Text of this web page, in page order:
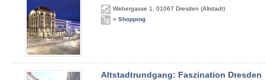
Webergasse 1 01067 Dresden (Altstadt)
» Shopping
Altstadtrundgang: Faszination Dresden